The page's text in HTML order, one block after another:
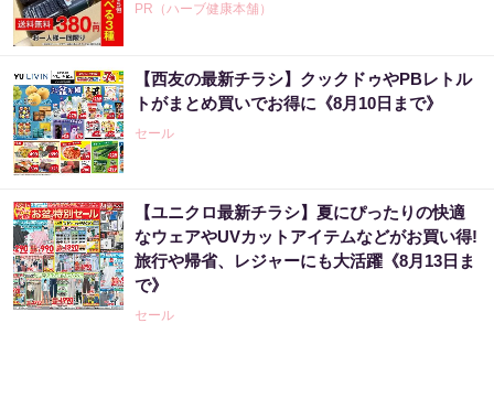
PR（ハーブ健康本舗）
「2027年の宝くじ当選者は〇〇です」占い師
が暴露
PR（合同会社デジタルファーム ）
Amazon今日も見逃せない！80%OFF以上が
続々登場
PR（Amazon）
【西友の最新チラシ】クックドゥやPBレトル
トがまとめ買いでお得に《8月10日まで》
セール
【ユニクロ最新チラシ】夏にぴったりの快適
なウェアやUVカットアイテムなどがお買い得!
旅行や帰省、レジャーにも大活躍《8月13日ま
で》
セール